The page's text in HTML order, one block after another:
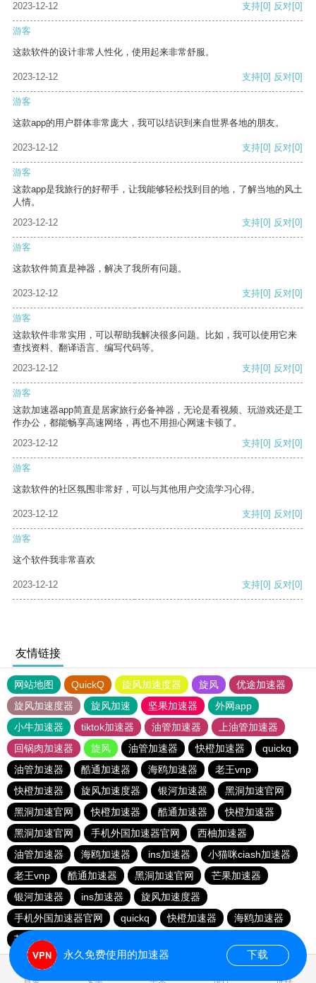
2023-12-12 支持[0] 反对[0]
游客
这款软件的设计非常人性化，使用起来非常舒服。
2023-12-12 支持[0] 反对[0]
游客
这款app的用户群体非常庞大，我可以结识到来自世界各地的朋友。
2023-12-12 支持[0] 反对[0]
游客
这款app是我旅行的好帮手，让我能够轻松找到目的地，了解当地的风土
人情。
2023-12-12
支持[0] 反对[0]
游客
这款软件简直是神器，解决了我所有问题。
2023-12-12 支持[0] 反对[0]
游客
这款软件非常实用，可以帮助我解决很多问题。比如，我可以使用它来
查找资料、翻译语言、编写代码等。
2023-12-12
支持[0] 反对[0]
游客
这款加速器app简直是居家旅行必备神器，无论是看视频、玩游戏还是工
作办公，都能畅享高速网络，再也不用担心网速卡顿了。
2023-12-12
支持[0] 反对[0]
游客
这款软件的社区氛围非常好，可以与其他用户交流学习心得。
2023-12-12 支持[0] 反对[0]
游客
这个软件我非常喜欢
2023-12-12 支持[0] 反对[0]
友情链接
网站地图 QuickQ 旋风加速度器 旋风
优途加速器
旋风加速度器
旋风加速 坚果加速器
外网app
小牛加速器
tiktok加速器 油管加速器
上油管加速器
回锅肉加速器
旋风 油管加速器 快橙加速器
quickq
油管加速器
酷通加速器 海鸥加速器
老王vnp
快橙加速器
旋风加速度器 银河加速器
黑洞加速官网
黑洞加速官网
快橙加速器 酷通加速器
快橙加速器
黑洞加速官网
手机外国加速器官网
西柚加速器
油管加速器
海鸥加速器 ins加速器
小猫咪ciash加速器
老王vnp
酷通加速器 黑洞加速官网
芒果加速器
银河加速器
ins加速器
旋风加速度器
手机外国加速器官网
quickq 快橙加速器
海鸥加速器
芒果加速器
首页 安卓 苹果 排行 推荐
永久免费使用的加速器 下载
0.466110s